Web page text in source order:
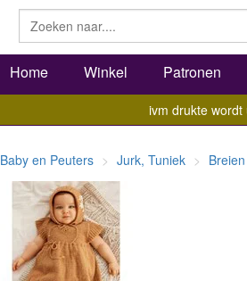
Home Winkel Patronen
ivm drukte
Baby en Peuters Jurk, Tuniek Breien